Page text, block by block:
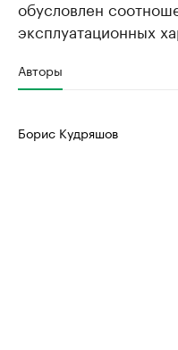
обусловлен
эксплуатационных
Авторы
Борис Кудряшов